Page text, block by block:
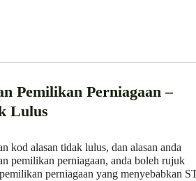
Pemilikan Perniagaan –
Lulus
kod alasan tidak lulus, dan alasan anda
pemilikan perniagaan, anda boleh rujuk
perniagaan yang menyebabkan